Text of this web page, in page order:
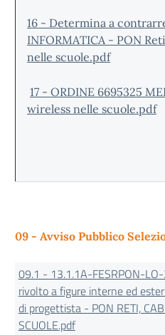
16 - Determina a
INFORMATICA - PON
nelle scuole.pdf
17 - ORDINE 6695325
wireless nelle scuole.pdf
09 - Avviso Pubblico
09.1 - 13.1.1A-FESRPON-
rivolto a figure interne ed
di progettista - PON RETI,
SCUOLE.pdf